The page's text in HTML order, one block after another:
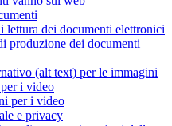
lettura dei documenti elettronici
produzione dei documenti
(alt text) per le immagini
i video
per i video
e privacy